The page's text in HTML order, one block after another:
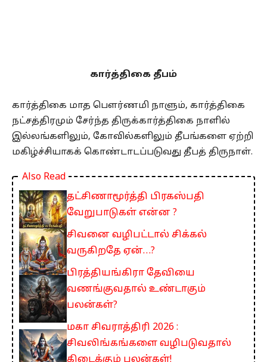
கார்த்திகை தீபம்
கார்த்திகை மாத பௌர்ணமி நாளும், கார்த்திகை
நட்சத்திரமும் சேர்ந்த திருக்கார்த்திகை நாளில்
இல்லங்களிலும், கோவில்களிலும் தீபங்களை ஏற்றி
மகிழ்ச்சியாகக் கொண்டாடப்படுவது தீபத் திருநாள்.
Also Read
தட்சிணாமூர்த்தி பிரகஸ்பதி
வேறுபாடுகள் என்ன ?
சிவனை வழிபட்டால் சிக்கல்
வருகிறதே ஏன்…?
பிரத்தியங்கிரா தேவியை
வணங்குவதால் உண்டாகும்
பலன்கள்?
மகா சிவராத்திரி 2026 :
சிவலிங்கங்களை வழிபடுவதால்